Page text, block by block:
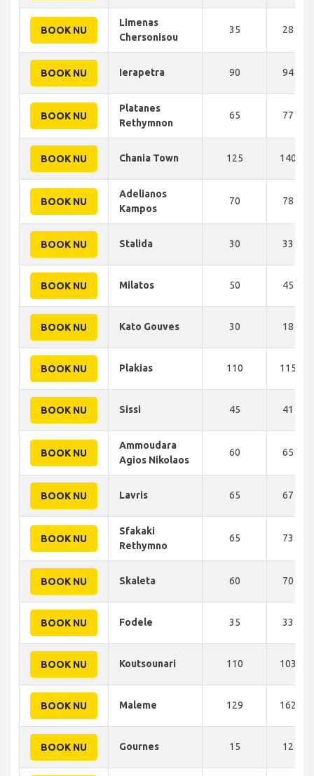
BOOK NU
Limenas
Chersonisou
35 28 KM
BOOK NU Ierapetra 90 94 KM
BOOK NU
Platanes
Rethymnon
65 77 KM
BOOK NU Chania Town 125 140 KM
BOOK NU
Adelianos
Kampos
70 78 KM
BOOK NU Stalida 30 33 KM
BOOK NU Milatos 50 45 KM
BOOK NU Kato Gouves 30 18 KM
BOOK NU Plakias 110 115 KM
BOOK NU Sissi 45 41 KM
BOOK NU
Ammoudara
Agios Nikolaos
60 65 KM
BOOK NU Lavris 65 67 KM
BOOK NU
Sfakaki
Rethymno
65 73 KM
BOOK NU Skaleta 60 70 KM
BOOK NU Fodele 35 33 KM
BOOK NU Koutsounari 110 103 KM
BOOK NU Maleme 129 162 KM
BOOK NU Gournes 15 12 KM